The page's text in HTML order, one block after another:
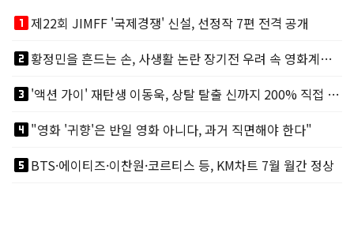
looks_one제22회 JIMFF '국제경쟁' 신설, 선정작 7편 전격 공개
looks_two
황정민을 흔드는 손, 사생활 논란 장기전 우려 속 영화계도 리스크
looks_3
'액션 가이' 재탄생 이동욱, 상탈 탈출 신까지 200% 직접 소화
looks_4"영화 '귀향'은 반일 영화 아니다, 과거 직면해야 한다"
looks_5BTS·에이티즈·이찬원·코르티스 등, KM차트 7월 월간 정상